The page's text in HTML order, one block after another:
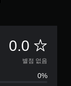
0.0 별
점
없
별점 없음
0%